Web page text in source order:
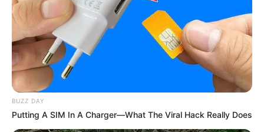
BUZZ DAY
Putting A SIM In A Charger—What The Viral Hack Really Does